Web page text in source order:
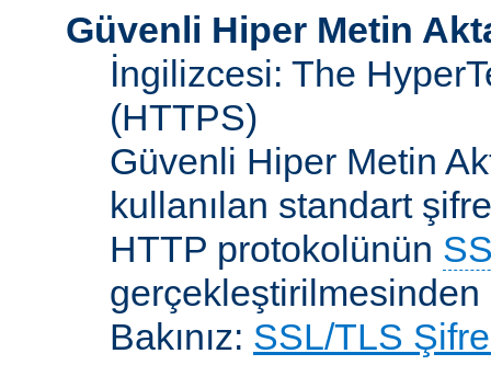
Güvenli Hiper Metin
İngilizcesi: The
(HTTPS)
Güvenli Hiper Metin
kullanılan standart
HTTP protokolünün
Bakınız: SSL/TLS